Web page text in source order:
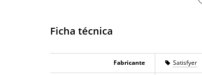
Ficha técnica
Fabricante Satisfyer